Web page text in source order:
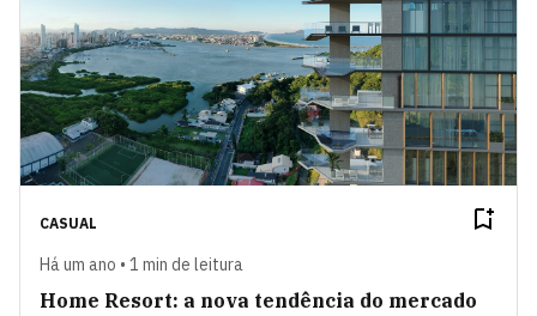
CASUAL
Há um ano • 1 min de leitura
Home Resort: a nova tendência do mercado